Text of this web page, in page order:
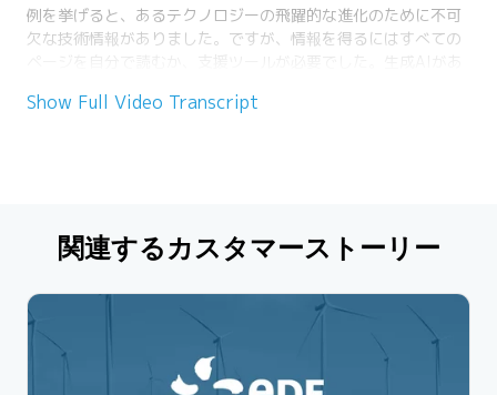
例を挙げると、あるテクノロジーの飛躍的な進化のために不可
欠な技術情報がありました。ですが、情報を得るにはすべての
て、AIチャットボットをCortexなどでデータセットに適用でき
ともチャットもできます。私たちの目的は、博士号取得者の支
援でした。設計変更やコスト変更の情報を探しやすくすること
でした。現在、このチャットボットは特定の分野の詳細な知識
を提供するためではなく、グローバルな用途で使用していま
す。従業員のエンパワメントとトレーニングです。
Snowflakeを活用するメリットはもちろん、すべてのデータを
Show Full Video Transcript
関連するカスタマーストーリー